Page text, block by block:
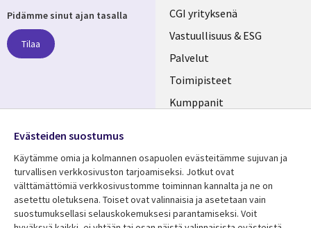
Useful
links
FINLAND
CGI yrityksenä
Vastuullisuus & ESG
Palvelut
Toimipisteet
Kumppanit
Resurssikeskus Lisätietoa
Pidämme sinut ajan tasalla
Tilaa
Media
FINLAND
Evästeiden suostumus
Käytämme omia ja kolmannen osapuolen evästeitämme sujuvan ja
turvallisen verkkosivuston tarjoamiseksi. Jotkut ovat
välttämättömiä verkkosivustomme toiminnan kannalta ja ne on
asetettu oletuksena. Toiset ovat valinnaisia ​​ja asetetaan vain
suostumuksellasi selauskokemuksesi parantamiseksi. Voit